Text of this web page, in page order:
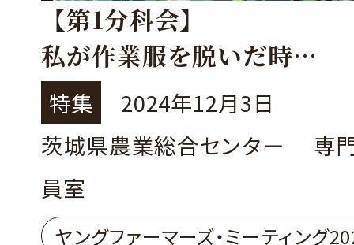
【第1分科会】
私が作業服を脱いだ時
～㈱れんこん三兄弟宮本社
「これからの社長のありか
石川県 有限会社安井ファ
善成さん
稲敷市 株式会社れんこん
特集
2024年12月3日
茨城県農業総合センター 専
員室
ヤングファーマーズ・ミーティング